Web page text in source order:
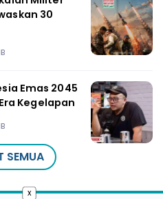
30
Emas 2045
Kegelapan
SEMUA
x